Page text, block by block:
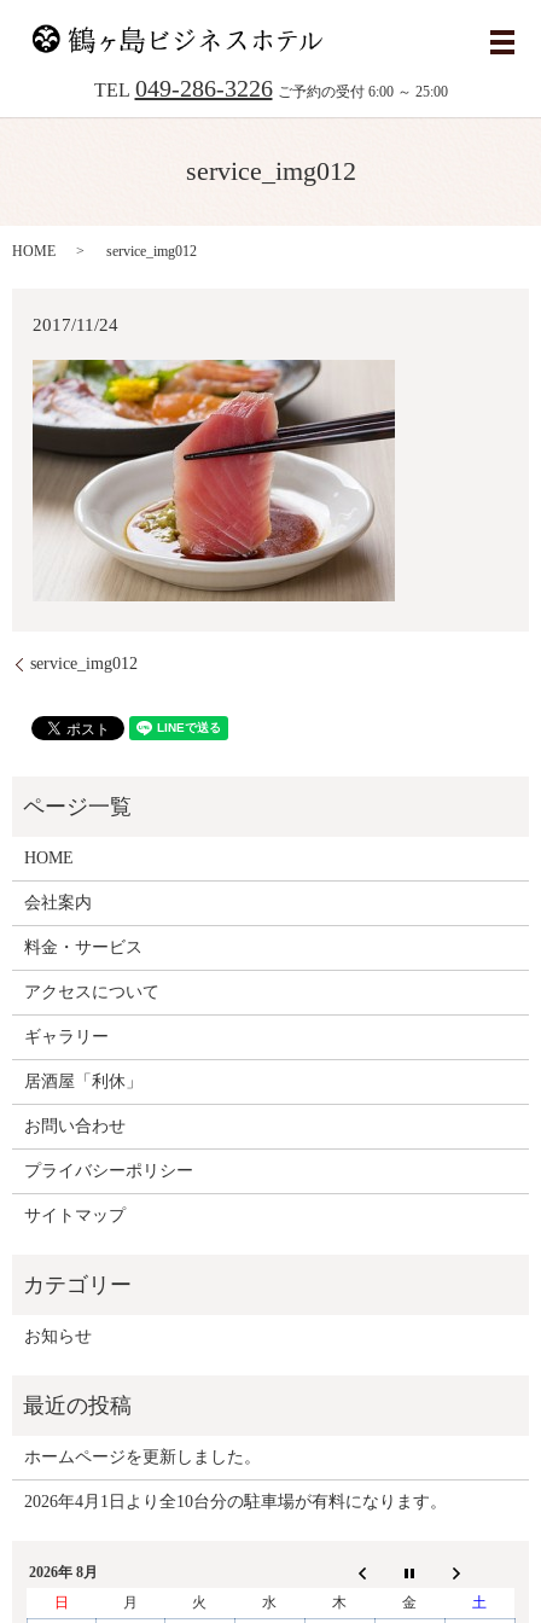
TEL 049-286-3226 ご予約の受付 6:00 ～ 25:00
メ
service_img012
HOME service_img012
2017/11/24
service_img012
HOME
会社案内
料金・サービス
アクセスについて
ギャラリー
居酒屋「利休」
お問い合わせ
プライバシーポリシー
サイトマップ
お知らせ
ホームページを更新しました。
2026年4月1日より全10台分の駐車場が有料になります。
2026年 8月
日
月 火 水 木 金 土